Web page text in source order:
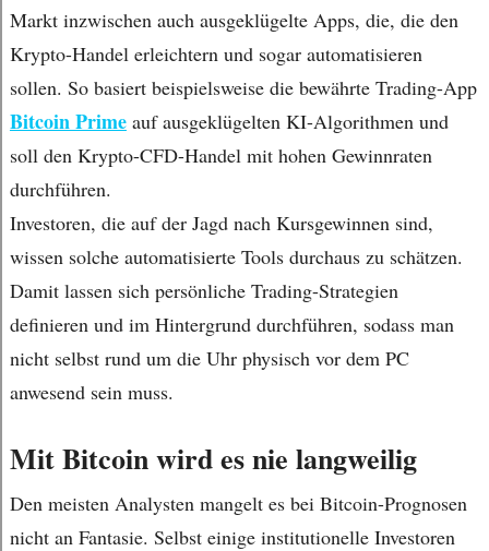
Markt inzwischen auch ausgeklügelte Apps, die, die den
Krypto-Handel erleichtern und sogar automatisieren
sollen. So basiert beispielsweise die bewährte Trading-App
Bitcoin Primeauf ausgeklügelten KI-Algorithmen und
soll den Krypto-CFD-Handel mit hohen Gewinnraten
durchführen.
Investoren, die auf der Jagd nach Kursgewinnen sind,
wissen solche automatisierte Tools durchaus zu schätzen.
Damit lassen sich persönliche Trading-Strategien
definieren und im Hintergrund durchführen, sodass man
nicht selbst rund um die Uhr physisch vor dem PC
anwesend sein muss.
Mit Bitcoin wird es nie langweilig
Den meisten Analysten mangelt es bei Bitcoin-Prognosen
nicht an Fantasie. Selbst einige institutionelle Investoren